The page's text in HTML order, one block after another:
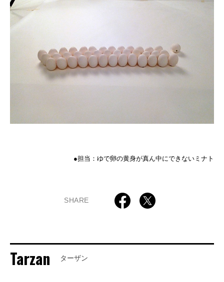
●担当：ゆで卵の黄身が真ん中にできないミナト
SHARE
Tarzan ターザン